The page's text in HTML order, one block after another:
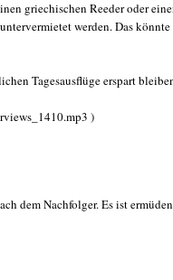
griechischen Reeder oder
werden. Das könnte
Tagesausflüge erspart
)
dem Nachfolger. Es ist